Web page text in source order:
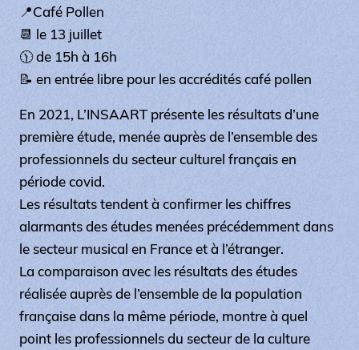
📍Café Pollen
📆 le 13 juillet
🕦 de 15h à 16h
📝 en entrée libre pour les accrédités café pollen
En 2021, L’INSAART présente les résultats d’une
première étude, menée auprès de l’ensemble des
professionnels du secteur culturel français en
période covid.
Les résultats tendent à confirmer les chiffres
alarmants des études menées précédemment dans
le secteur musical en France et à l’étranger.
La comparaison avec les résultats des études
réalisée auprès de l’ensemble de la population
française dans la même période, montre à quel
point les professionnels du secteur de la culture